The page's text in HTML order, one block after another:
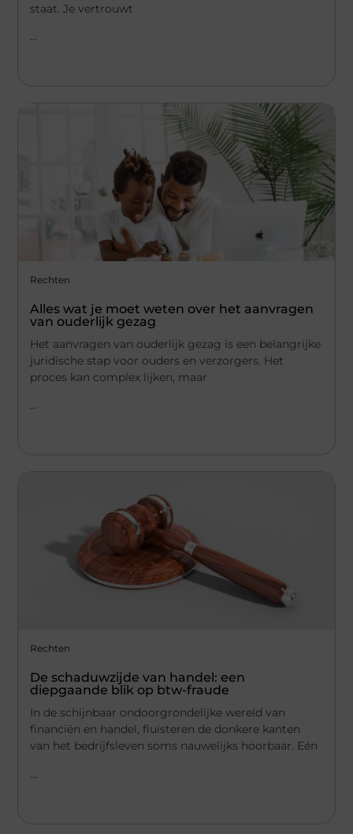
staat. Je vertrouwt
...
Rechten
Alles wat je moet weten over het aanvragen
van ouderlijk gezag
Het aanvragen van ouderlijk gezag is een belangrijke
juridische stap voor ouders en verzorgers. Het
proces kan complex lijken, maar
...
Rechten
De schaduwzijde van handel: een
diepgaande blik op btw-fraude
In de schijnbaar ondoorgrondelijke wereld van
financiën en handel, fluisteren de donkere kanten
van het bedrijfsleven soms nauwelijks hoorbaar. Eén
...